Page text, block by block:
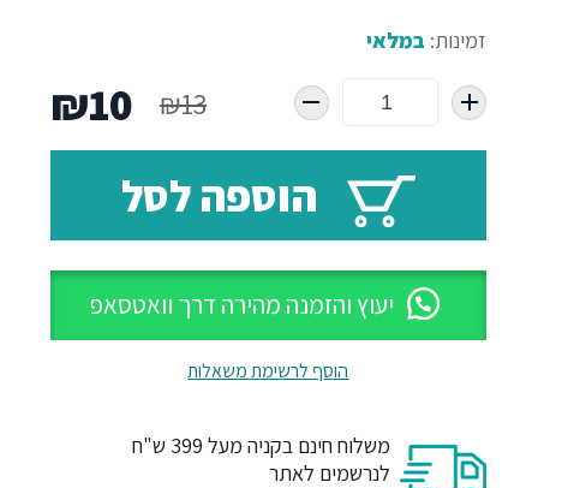
זמינות:במלאי
₪13
המחיר
המקורי
היה:
₪13.
₪10
הוספה לסל
יעוץ והזמנה מהירה דרך וואטסאפ
הוסף לרשימת משאלות
משלוח חינם בקניה מעל 399 ש"ח
לנרשמים לאתר